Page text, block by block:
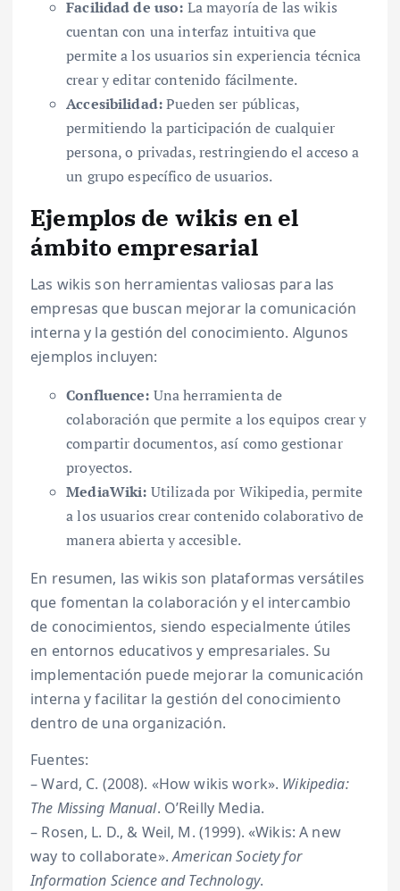
Facilidad de uso: La mayoría de las wikis
cuentan con una interfaz intuitiva que
permite a los usuarios sin experiencia técnica
crear y editar contenido fácilmente.
Accesibilidad:Pueden ser públicas,
permitiendo la participación de cualquier
persona, o privadas, restringiendo el acceso a
un grupo específico de usuarios.
Ejemplos de wikis en el
ámbito empresarial
Las wikis son herramientas valiosas para las
empresas que buscan mejorar la comunicación
interna y la gestión del conocimiento. Algunos
ejemplos incluyen:
Confluence: Una herramienta de
colaboración que permite a los equipos crear y
compartir documentos, así como gestionar
proyectos.
MediaWiki: Utilizada por Wikipedia, permite
a los usuarios crear contenido colaborativo de
manera abierta y accesible.
En resumen, las wikis son plataformas versátiles
que fomentan la colaboración y el intercambio
de conocimientos, siendo especialmente útiles
en entornos educativos y empresariales. Su
implementación puede mejorar la comunicación
interna y facilitar la gestión del conocimiento
dentro de una organización.
Fuentes:
– Ward, C. (2008). «How wikis work». Wikipedia:
The Missing Manual. O’Reilly Media.
– Rosen, L. D., & Weil, M. (1999). «Wikis: A new
way to collaborate».American Society for
Information Science and Technology.